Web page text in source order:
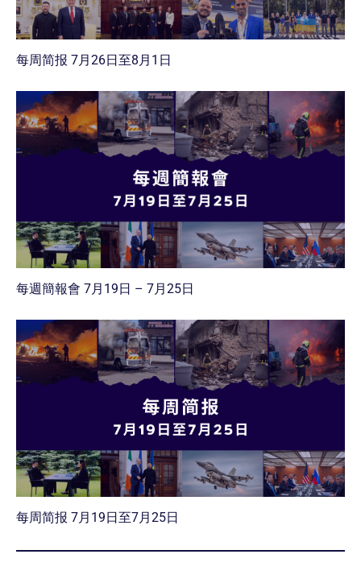
每周简报 7月26日至8月1日
每週簡報會 7月19日 – 7月25日
每周简报 7月19日至7月25日